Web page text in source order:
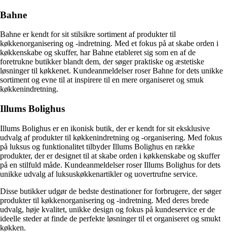
Bahne
Bahne er kendt for sit stilsikre sortiment af produkter til
køkkenorganisering og -indretning. Med et fokus på at skabe orden i
køkkenskabe og skuffer, har Bahne etableret sig som en af de
foretrukne butikker blandt dem, der søger praktiske og æstetiske
løsninger til køkkenet. Kundeanmeldelser roser Bahne for dets unikke
sortiment og evne til at inspirere til en mere organiseret og smuk
køkkenindretning.
Illums Bolighus
Illums Bolighus er en ikonisk butik, der er kendt for sit eksklusive
udvalg af produkter til køkkenindretning og -organisering. Med fokus
på luksus og funktionalitet tilbyder Illums Bolighus en række
produkter, der er designet til at skabe orden i køkkenskabe og skuffer
på en stilfuld måde. Kundeanmeldelser roser Illums Bolighus for dets
unikke udvalg af luksuskøkkenartikler og uovertrufne service.
Disse butikker udgør de bedste destinationer for forbrugere, der søger
produkter til køkkenorganisering og -indretning. Med deres brede
udvalg, høje kvalitet, unikke design og fokus på kundeservice er de
ideelle steder at finde de perfekte løsninger til et organiseret og smukt
køkken.